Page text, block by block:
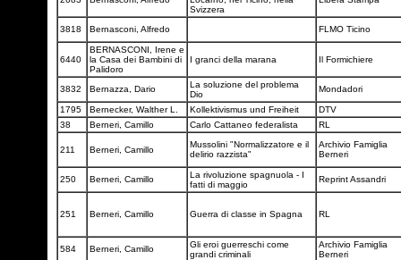
Svizzera
3818 Bernasconi, Alfredo FLMO Ticino
6440
BERNASCONI, Irene e
la Casa dei Bambini di
Palidoro
I granci della marana Il Formichiere
3832 Bernazza, Dario
La soluzione del problema
Dio
Mondadori
1795 Bernecker, Walther L. Kollektivismus und Freiheit
DTV
38
Berneri, Camillo Carlo Cattaneo federalista RL
211 Berneri, Camillo
Mussolini "Normalizzatore e il
delirio razzista"
Archivio Famiglia
Berneri
250 Berneri, Camillo
La rivoluzione spagnuola - I
fatti di maggio
Reprint Assandri
251 Berneri, Camillo Guerra di classe in Spagna RL
584 Berneri, Camillo
Gli eroi guerreschi come
grandi criminali
Archivio Famiglia
Berneri